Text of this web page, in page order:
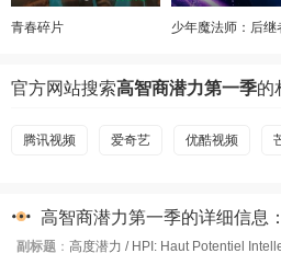
青春碎片
官方网站搜索高智商潜力第一季的
腾讯视频 爱奇艺 优酷视频
高智商潜力第一季的详细信息：
副标题 ： 高度潜力 / HPI: Haut Potentiel